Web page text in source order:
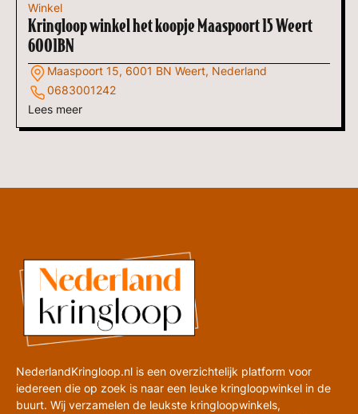
Winkel
Kringloop winkel het koopje Maaspoort 15 Weert
6001BN
Maaspoort 15, 6001 BN Weert, Nederland
0683001242
Lees meer
NederlandKringloop.nl is een overzichtelijk platform voor
iedereen die op zoek is naar een leuke kringloopwinkel in de
buurt. Wij verzamelen de leukste kringloopwinkels,